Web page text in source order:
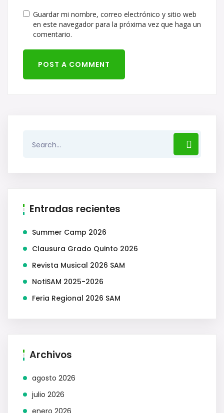
Guardar mi nombre, correo electrónico y sitio web
en este navegador para la próxima vez que haga un
comentario.
Entradas recientes
Summer Camp 2026
Clausura Grado Quinto 2026
Revista Musical 2026 SAM
NotiSAM 2025-2026
Feria Regional 2026 SAM
Archivos
agosto 2026
julio 2026
enero 2026